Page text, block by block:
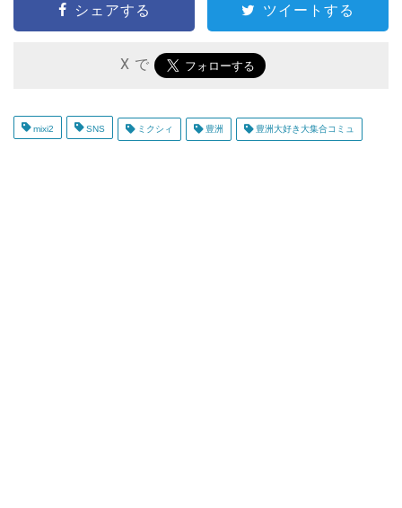
シェアする ツイートする
X で
mixi2 SNS ミクシィ 豊洲 豊洲大好き大集合コミュ